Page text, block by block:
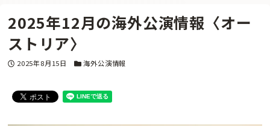
2025年12月の海外公演情報〈オー
ストリア〉
投稿日
2025年8月15日 カテゴリー
海外公演情報